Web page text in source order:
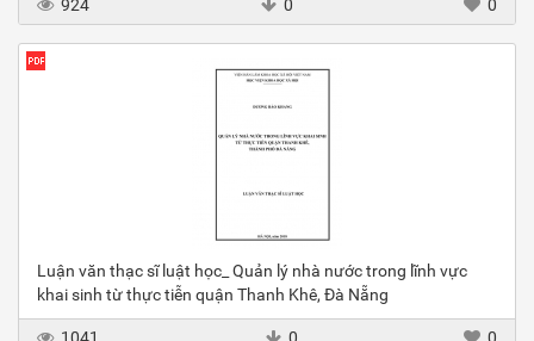
924 0 0
Luận văn thạc sĩ luật học_ Quản lý nhà nước trong lĩnh vực
khai sinh từ thực tiễn quận Thanh Khê, Đà Nẵng